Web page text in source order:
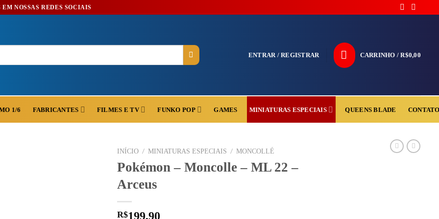
NOSSAS REDES SOCIAIS
ENTRAR / REGISTRAR CARRINHO /R$0,00
1/6 FABRICANTES FILMES E TV FUNKO POP GAMES MINIATURAS ESPECIAIS QUEENS BLADE
INÍCIO / MINIATURAS ESPECIAIS / MONCOLLÉ
Pokémon – Moncolle – ML 22 –
Arceus
R$199,90